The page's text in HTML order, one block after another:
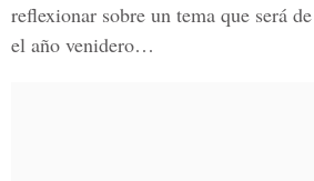
reflexionar sobre un tema que será
el año venidero…